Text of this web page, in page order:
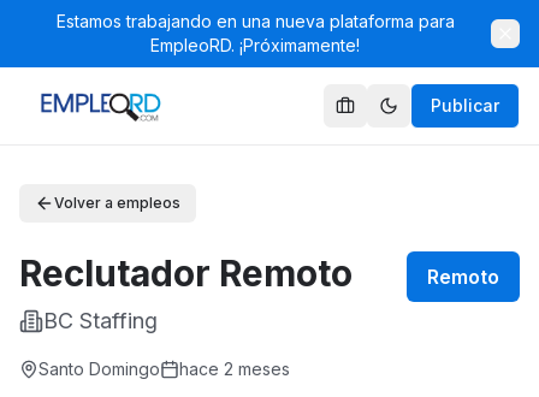
Estamos trabajando en una nueva plataforma para
EmpleoRD. ¡Próximamente!
Publicar
Volver a empleos
Reclutador Remoto
BC Staffing
Remoto
Santo Domingo hace 2 meses